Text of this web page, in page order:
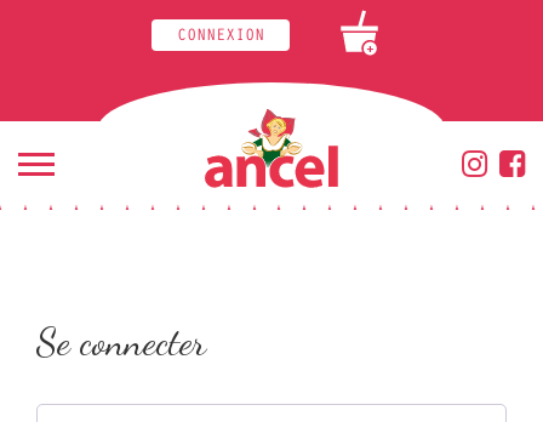
CONNEXION
+
Mon compte
Se connecter